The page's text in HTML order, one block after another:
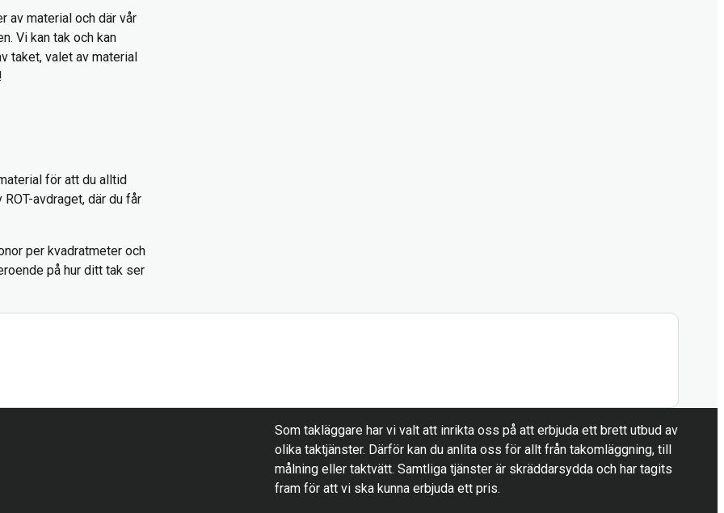
av material och där vår
Vi kan tak och kan
taket, valet av material
för att du alltid
avdraget, där du får
per kvadratmeter och
på hur ditt tak ser
Som takläggare har vi valt att inrikta oss på att erbjuda ett brett utbud av
olika taktjänster. Därför kan du anlita oss för allt från takomläggning, till
målning eller taktvätt. Samtliga tjänster är skräddarsydda och har tagits
fram för att vi ska kunna erbjuda ett pris.